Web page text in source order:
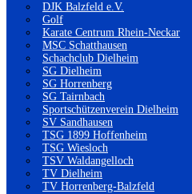
DJK Balzfeld e.V.
Golf
Karate Centrum Rhein-Neckar
MSC Schatthausen
Schachclub Dielheim
SG Dielheim
SG Horrenberg
SG Tairnbach
Sportschützenverein Dielheim
SV Sandhausen
TSG 1899 Hoffenheim
TSG Wiesloch
TSV Waldangelloch
TV Dielheim
TV Horrenberg-Balzfeld